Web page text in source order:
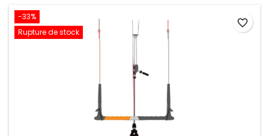
-33%
Rupture de stock
favorite_border